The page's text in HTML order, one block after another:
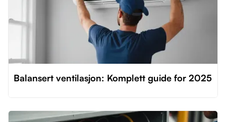
Balansert ventilasjon: Komplett guide for 2025